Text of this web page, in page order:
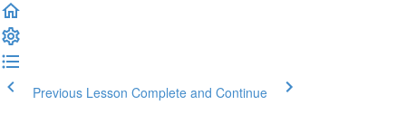
Previous Lesson Complete and Continue